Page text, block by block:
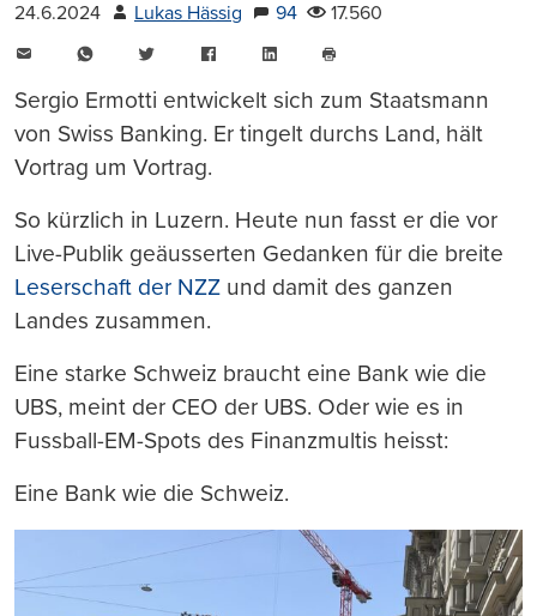
24.6.2024 Lukas Hässig 94
17.560
WhatsAppTwitter FacebookLinkedIn
drucken
Sergio Ermotti entwickelt sich zum Staatsmann
von Swiss Banking. Er tingelt durchs Land, hält
Vortrag um Vortrag.
So kürzlich in Luzern. Heute nun fasst er die vor
Live-Publik geäusserten Gedanken für die breite
Leserschaft der NZZ und damit des ganzen
Landes zusammen.
Eine starke Schweiz braucht eine Bank wie die
UBS, meint der CEO der UBS. Oder wie es in
Fussball-EM-Spots des Finanzmultis heisst:
Eine Bank wie die Schweiz.